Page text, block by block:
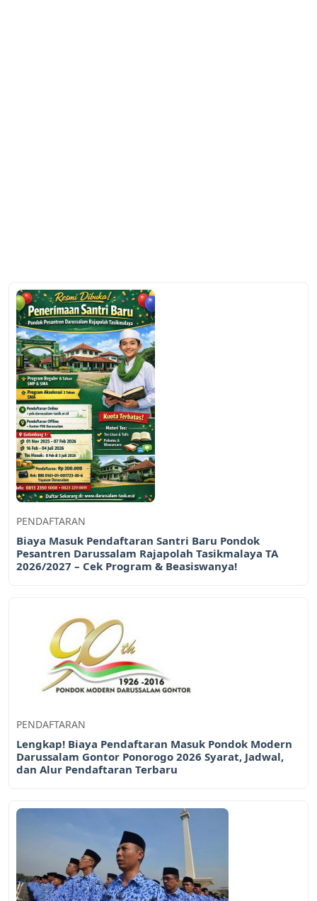
PENDAFTARAN
Biaya Masuk Pendaftaran Santri Baru Pondok
Pesantren Darussalam Rajapolah Tasikmalaya TA
2026/2027 – Cek Program & Beasiswanya!
PENDAFTARAN
Lengkap! Biaya Pendaftaran Masuk Pondok Modern
Darussalam Gontor Ponorogo 2026 Syarat, Jadwal,
dan Alur Pendaftaran Terbaru